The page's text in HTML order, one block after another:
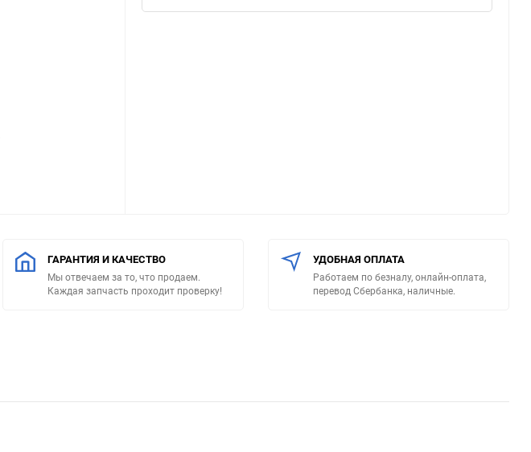
ГАРАНТИЯ И КАЧЕСТВО
Мы отвечаем за то, что продаем.
Каждая запчасть проходит проверку!
УДОБНАЯ ОПЛАТА
Работаем по безналу, онлайн-оплата,
перевод Сбербанка, наличные.